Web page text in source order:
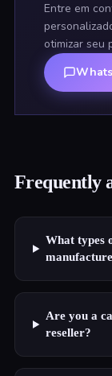
Entre em
otimizar seu
Frequently
What types
Are you a
reseller?